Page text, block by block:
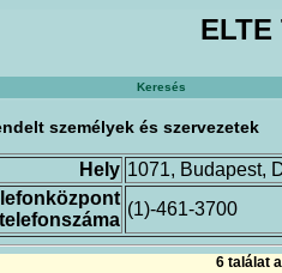
Keresés
személyek és szervezetek
Hely 1071, Budapest,
telefonszáma
(1)-461-3700
6 találat